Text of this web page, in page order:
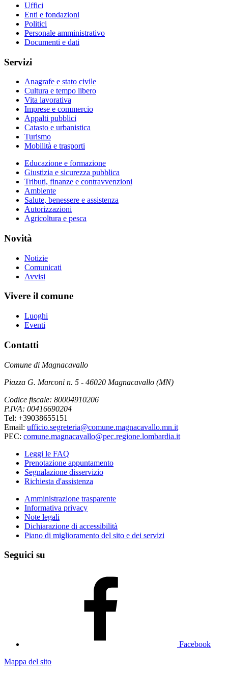
Uffici
Enti e fondazioni
Politici
Personale amministrativo
Documenti e dati
Servizi
Anagrafe e stato civile
Cultura e tempo libero
Vita lavorativa
Imprese e commercio
Appalti pubblici
Catasto e urbanistica
Turismo
Mobilità e trasporti
Educazione e formazione
Giustizia e sicurezza pubblica
Tributi, finanze e contravvenzioni
Ambiente
Salute, benessere e assistenza
Autorizzazioni
Agricoltura e pesca
Novità
Notizie
Comunicati
Avvisi
Vivere il comune
Luoghi
Eventi
Contatti
Comune di Magnacavallo
Piazza G. Marconi n. 5 - 46020 Magnacavallo (MN)
Codice fiscale: 80004910206
P.IVA: 00416690204
Tel: +39038655151
Email: ufficio.segreteria@comune.magnacavallo.mn.it
PEC: comune.magnacavallo@pec.regione.lombardia.it
Leggi le FAQ
Prenotazione appuntamento
Segnalazione disservizio
Richiesta d'assistenza
Amministrazione trasparente
Informativa privacy
Note legali
Dichiarazione di accessibilità
Piano di miglioramento del sito e dei servizi
Seguici su
Facebook
Mappa del sito